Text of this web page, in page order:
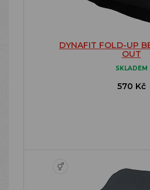
DYNAFIT FOLD-UP
OUT
SKLADEM
570 Kč